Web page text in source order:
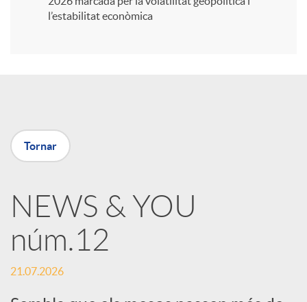
a
a
r
l’estabilitat econòmica
Tornar
NEWS & YOU
núm.12
21.07.2026